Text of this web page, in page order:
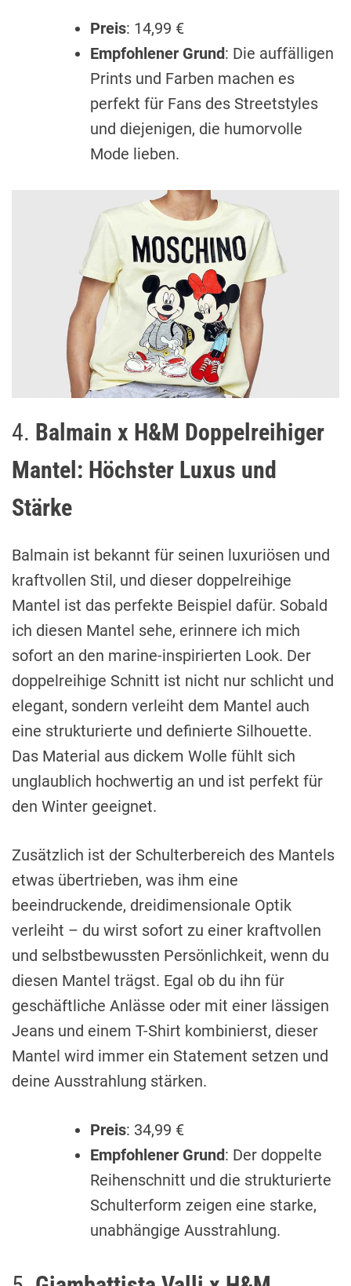
Preis: 14,99 €
Empfohlener Grund: Die auffälligen
Prints und Farben machen es
perfekt für Fans des Streetstyles
und diejenigen, die humorvolle
Mode lieben.
4. Balmain x H&M Doppelreihiger
Mantel: Höchster Luxus und
Stärke
Balmain ist bekannt für seinen luxuriösen und
kraftvollen Stil, und dieser doppelreihige
Mantel ist das perfekte Beispiel dafür. Sobald
ich diesen Mantel sehe, erinnere ich mich
sofort an den marine-inspirierten Look. Der
doppelreihige Schnitt ist nicht nur schlicht und
elegant, sondern verleiht dem Mantel auch
eine strukturierte und definierte Silhouette.
Das Material aus dickem Wolle fühlt sich
unglaublich hochwertig an und ist perfekt für
den Winter geeignet.
Zusätzlich ist der Schulterbereich des Mantels
etwas übertrieben, was ihm eine
beeindruckende, dreidimensionale Optik
verleiht – du wirst sofort zu einer kraftvollen
und selbstbewussten Persönlichkeit, wenn du
diesen Mantel trägst. Egal ob du ihn für
geschäftliche Anlässe oder mit einer lässigen
Jeans und einem T-Shirt kombinierst, dieser
Mantel wird immer ein Statement setzen und
deine Ausstrahlung stärken.
Preis: 34,99 €
Empfohlener Grund: Der doppelte
Reihenschnitt und die strukturierte
Schulterform zeigen eine starke,
unabhängige Ausstrahlung.